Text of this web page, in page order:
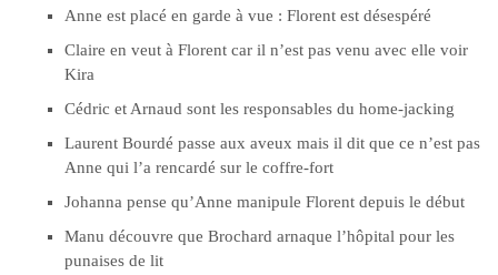
Anne est placé en garde à vue : Florent est désespéré
Claire en veut à Florent car il n’est pas venu avec elle voir
Kira
Cédric et Arnaud sont les responsables du home-jacking
Laurent Bourdé passe aux aveux mais il dit que ce n’est pas
Anne qui l’a rencardé sur le coffre-fort
Johanna pense qu’Anne manipule Florent depuis le début
Manu découvre que Brochard arnaque l’hôpital pour les
punaises de lit